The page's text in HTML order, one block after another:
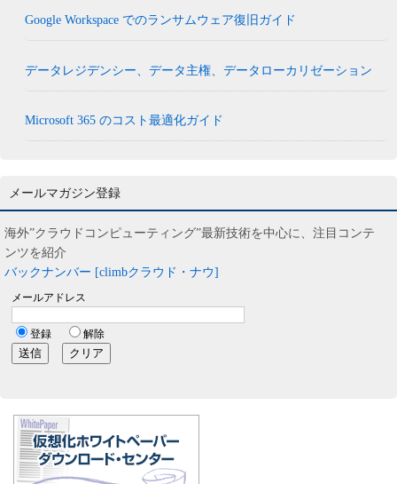
Google Workspace でのランサムウェア復旧ガイド
データレジデンシー、データ主権、データローカリゼーション
Microsoft 365 のコスト最適化ガイド
メールマガジン登録
海外”クラウドコンピューティング”最新技術を中心に、注目コンテ
ンツを紹介
バックナンバー [climbクラウド・ナウ]